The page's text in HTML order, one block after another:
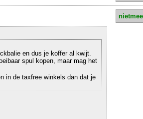
en dus je koffer al kwijt.
spul kopen, maar mag het
in de taxfree winkels dan dat je